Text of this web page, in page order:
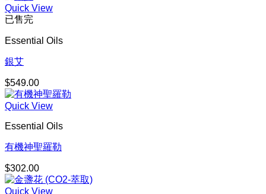
Quick View
已售完
Essential Oils
銀艾
$549.00
Quick View
Essential Oils
有機神聖羅勒
$302.00
Quick View